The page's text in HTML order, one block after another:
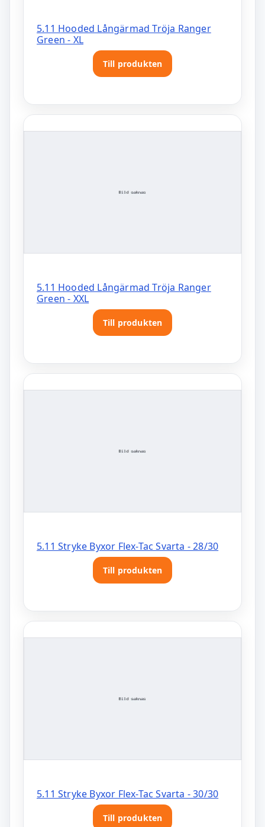
5.11 Hooded Långärmad Tröja Ranger
Green - XL
Till produkten
5.11 Hooded Långärmad Tröja Ranger
Green - XXL
Till produkten
5.11 Stryke Byxor Flex-Tac Svarta - 28/30
Till produkten
5.11 Stryke Byxor Flex-Tac Svarta - 30/30
Till produkten